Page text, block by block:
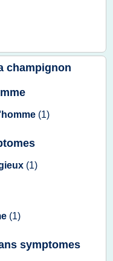
champignon
(1)
(1)
(1)
symptomes